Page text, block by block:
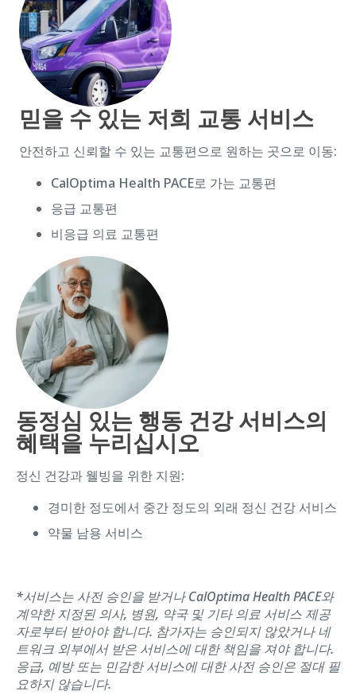
믿을 수 있는 저희 교통 서비스
안전하고 신뢰할 수 있는 교통편으로 원하는 곳으로 이동:
CalOptima Health PACE로 가는 교통편
응급 교통편
비응급 의료 교통편
동정심 있는 행동 건강 서비스의
혜택을 누리십시오
정신 건강과 웰빙을 위한 지원:
경미한 정도에서 중간 정도의 외래 정신 건강 서비스
약물 남용 서비스
*서비스는 사전 승인을 받거나 CalOptima Health PACE와
계약한 지정된 의사, 병원, 약국 및 기타 의료 서비스 제공
자로부터 받아야 합니다. 참가자는 승인되지 않았거나 네
트워크 외부에서 받은 서비스에 대한 책임을 져야 합니다.
응급, 예방 또는 민감한 서비스에 대한 사전 승인은 절대 필
요하지 않습니다.